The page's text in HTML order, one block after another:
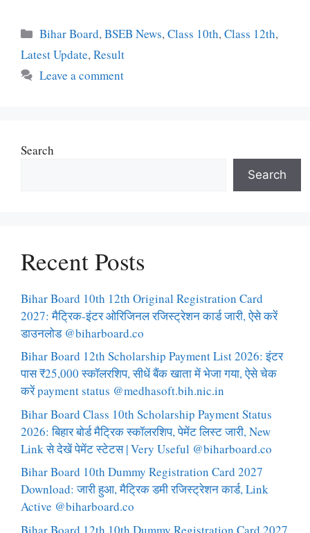
Categories
Bihar Board,BSEB News,Class 10th,Class 12th,
Latest Update,Result
Leave a comment
Search
Search
Recent Posts
Bihar Board 10th 12th Original Registration Card
2027: मैट्रिक-इंटर ओरिजिनल रजिस्ट्रेशन कार्ड जारी, ऐसे करें
डाउनलोड @biharboard.co
Bihar Board 12th Scholarship Payment List 2026: इंटर
पास ₹25,000 स्कॉलरशिप, सीधें बैंक खाता में भेजा गया, ऐसे चेक
करें payment status @medhasoft.bih.nic.in
Bihar Board Class 10th Scholarship Payment Status
2026: बिहार बोर्ड मैट्रिक स्कॉलरशिप, पेमेंट लिस्ट जारी, New
Link से देखें पेमेंट स्टेटस | Very Useful @biharboard.co
Bihar Board 10th Dummy Registration Card 2027
Download: जारी हुआ, मैट्रिक डमी रजिस्ट्रेशन कार्ड, Link
Active @biharboard.co
Bihar Board 12th 10th Dummy Registration Card 2027